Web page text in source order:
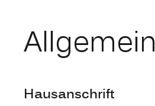
Hausanschrift